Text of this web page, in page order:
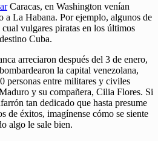
Caracas, en Washington venían
a La Habana. Por ejemplo, algunos de
vulgares piratas en los últimos
Cuba.
arreciaron después del 3 de enero,
la capital venezolana,
personas entre militares y civiles
y su compañera, Cilia Flores. Si
tan dedicado que hasta presume
de éxitos, imagínense cómo se siente
algo le sale bien.